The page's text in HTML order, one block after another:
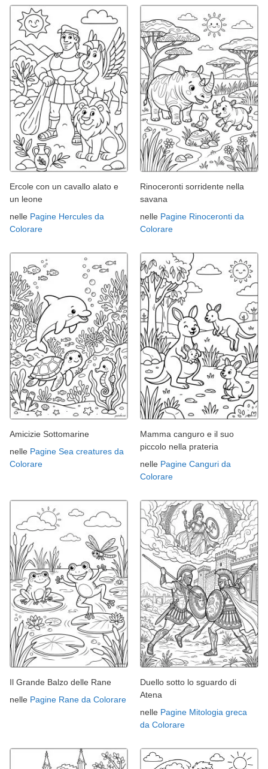
Ercole con un cavallo alato e
un leone
nelle Pagine Hercules da
Colorare
Rinoceronti sorridente nella
savana
nelle Pagine Rinoceronti da
Colorare
Amicizie Sottomarine
nelle Pagine Sea creatures da
Colorare
Mamma canguro e il suo
piccolo nella prateria
nelle Pagine Canguri da
Colorare
Il Grande Balzo delle Rane
nelle Pagine Rane da Colorare
Duello sotto lo sguardo di
Atena
nelle Pagine Mitologia greca
da Colorare